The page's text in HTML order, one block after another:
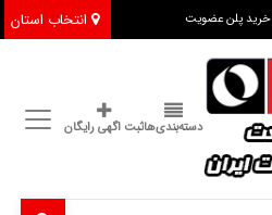
انتخاب استان خرید پلن عضویت
دسته‌بندی‌هاثبت اگهی رایگان